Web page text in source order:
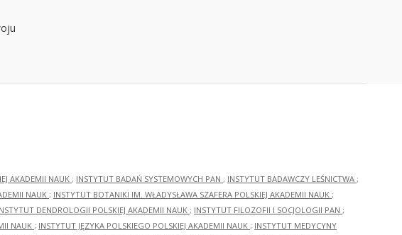
AKADEMII NAUK ; INSTYTUT BADAŃ SYSTEMOWYCH PAN ; INSTYTUT BADAWCZY LEŚNICTWA ;
NAUK ; INSTYTUT BOTANIKI IM. WŁADYSŁAWA SZAFERA POLSKIEJ AKADEMII NAUK ;
DENDROLOGII POLSKIEJ AKADEMII NAUK ; INSTYTUT FILOZOFII I SOCJOLOGII PAN ;
NAUK ; INSTYTUT JĘZYKA POLSKIEGO POLSKIEJ AKADEMII NAUK ; INSTYTUT MEDYCYNY